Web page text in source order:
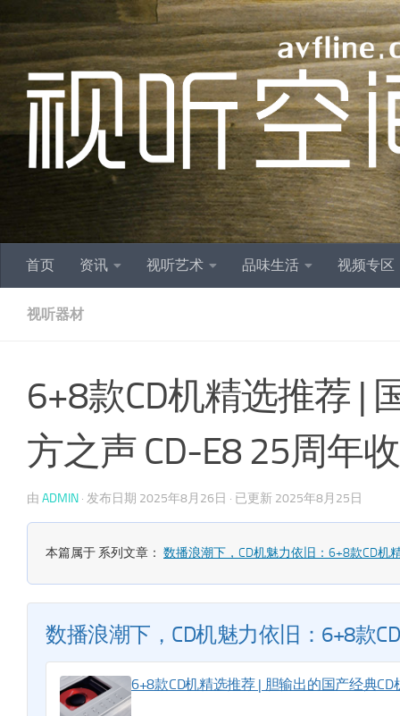
跳至内容
首页 资讯 视听艺术 品味生活 视频专区
视听器材
6+8款CD机精选推荐 |
方之声 CD-E8 25周年
由 ADMIN · 发布日期 2025年8月26日 · 已更新 2025年8月25日
本篇属于 系列文章： 数播浪潮下，CD机魅力依旧：6+8款CD机
数播浪潮下，CD机魅力依旧：6+8款
6+8款CD机精选推荐 | 胆输出的国产经典CD